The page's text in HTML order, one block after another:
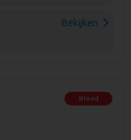
Bekijken
Bloed